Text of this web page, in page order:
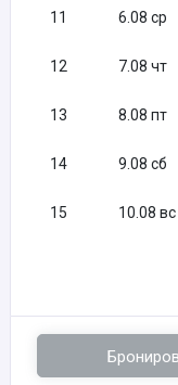
11 6.08 ср
12 7.08 чт
13 8.08 пт
14 9.08 сб
15 10.08 вс